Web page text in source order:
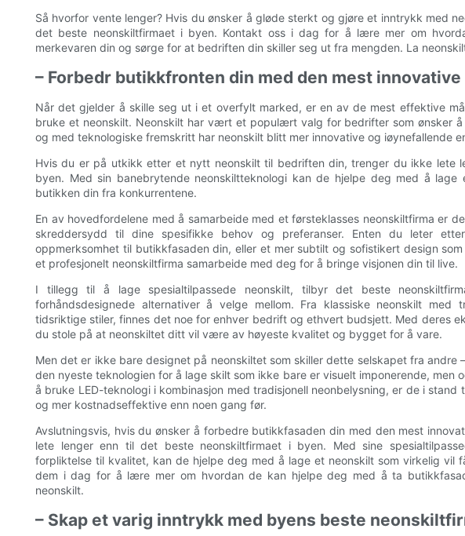
Så hvorfor vente lenger? Hvis du ønsker å gløde sterkt og gjøre et inntrykk med
det beste neonskiltfirmaet i byen. Kontakt oss i dag for å lære mer om
merkevaren din og sørge for at bedriften din skiller seg ut fra mengden. La
– Forbedr butikkfronten din med den mest
Når det gjelder å skille seg ut i et overfylt marked, er en av de mest effektive
bruke et neonskilt. Neonskilt har vært et populært valg for bedrifter som ønsker
og med teknologiske fremskritt har neonskilt blitt mer innovative og iøynefallende
Hvis du er på utkikk etter et nytt neonskilt til bedriften din, trenger du ikke lete
byen. Med sin banebrytende neonskiltteknologi kan de hjelpe deg med å
butikken din fra konkurrentene.
En av hovedfordelene med å samarbeide med et førsteklasses neonskiltfirma er
skreddersydd til dine spesifikke behov og preferanser. Enten du leter
oppmerksomhet til butikkfasaden din, eller et mer subtilt og sofistikert design
et profesjonelt neonskiltfirma samarbeide med deg for å bringe visjonen din til live.
I tillegg til å lage spesialtilpassede neonskilt, tilbyr det beste
forhåndsdesignede alternativer å velge mellom. Fra klassiske neonskilt med
tidsriktige stiler, finnes det noe for enhver bedrift og ethvert budsjett. Med deres
du stole på at neonskiltet ditt vil være av høyeste kvalitet og bygget for å vare.
Men det er ikke bare designet på neonskiltet som skiller dette selskapet fra andre
den nyeste teknologien for å lage skilt som ikke bare er visuelt imponerende, men
å bruke LED-teknologi i kombinasjon med tradisjonell neonbelysning, er de i stand
og mer kostnadseffektive enn noen gang før.
Avslutningsvis, hvis du ønsker å forbedre butikkfasaden din med den mest
lete lenger enn til det beste neonskiltfirmaet i byen. Med sine
forpliktelse til kvalitet, kan de hjelpe deg med å lage et neonskilt som virkelig vil
dem i dag for å lære mer om hvordan de kan hjelpe deg med å ta
neonskilt.
– Skap et varig inntrykk med byens beste